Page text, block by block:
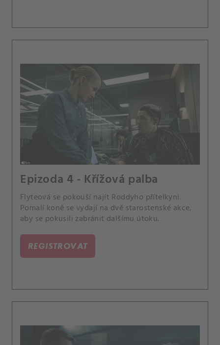
Epizoda 4 - Křížová palba
Flyteová se pokouší najít Roddyho přítelkyni.
Pomalí koně se vydají na dvě starostenské akce,
aby se pokusili zabránit dalšímu útoku.
REGISTROVAT